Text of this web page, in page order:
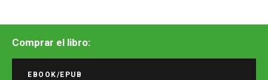
Comprar el libro:
EBOOK/EPUB